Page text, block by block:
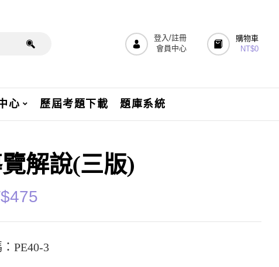
登入/註冊
會員中心
購物車
NT$0
心 歷屆考題下載 題庫系統
解說(三版)
475
PE40-3